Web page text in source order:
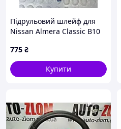
Підрульовий шлейф для
Nissan Almera Classic B10
775 ₴
Купити